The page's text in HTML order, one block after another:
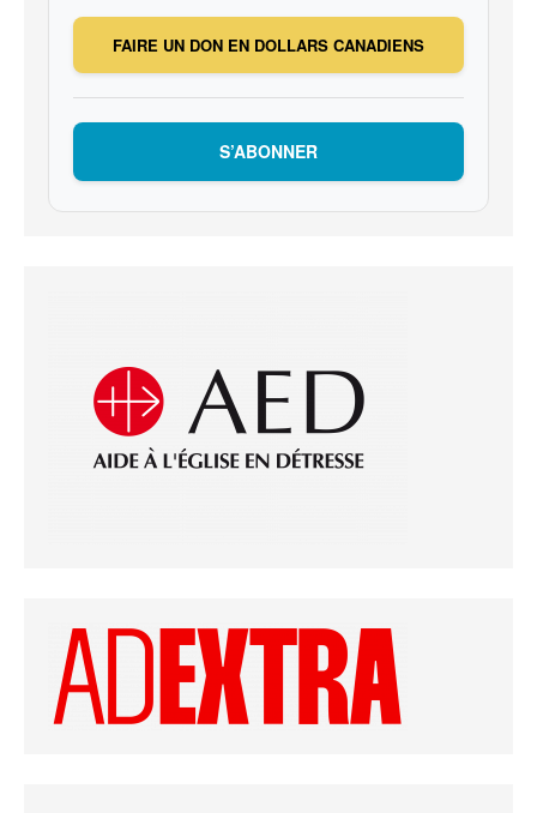
FAIRE UN DON EN DOLLARS CANADIENS
S’ABONNER